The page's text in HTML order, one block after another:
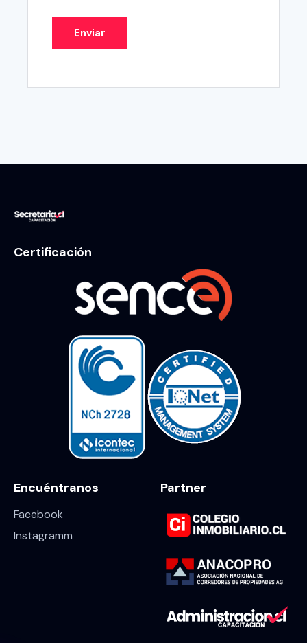
Certificación
Encuéntranos
Facebook
Instagramm
Partner